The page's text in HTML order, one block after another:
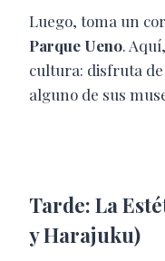
Luego, toma un
Parque Ueno.
cultura: disfruta de
alguno de sus
Tarde: La
y Harajuku)